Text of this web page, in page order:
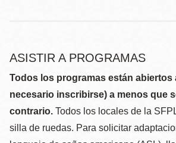
ASISTIR A PROGRAMAS
Todos los programas están abiertos
necesario inscribirse) a menos que
contrario. Todos los locales de la
silla de ruedas. Para solicitar